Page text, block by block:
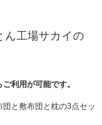
ん工場サカイの
利用が可能です。
と敷布団と枕の3点セッ